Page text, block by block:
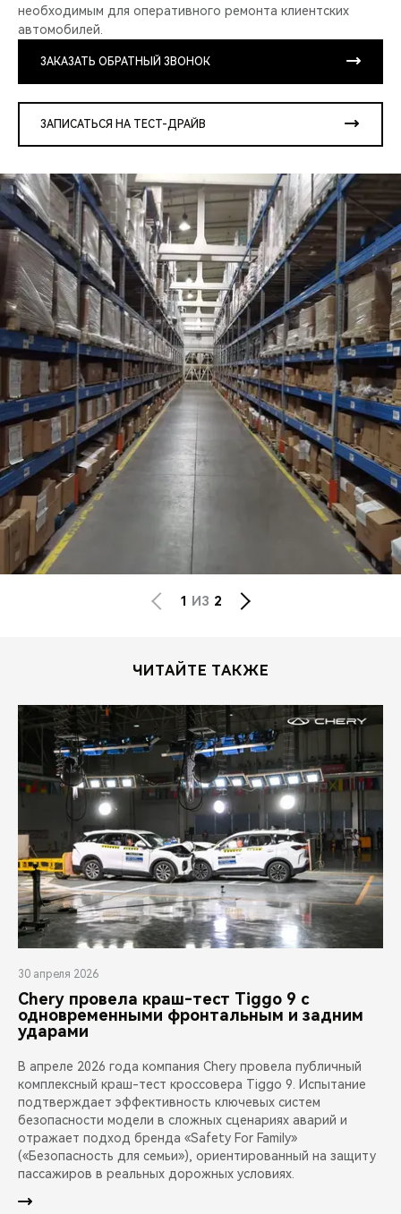
необходимым для оперативного ремонта клиентских
автомобилей.
ЗАКАЗАТЬ ОБРАТНЫЙ ЗВОНОК
ЗАПИСАТЬСЯ НА ТЕСТ-ДРАЙВ
1 ИЗ 2
ЧИТАЙТЕ ТАКЖЕ
30 апреля 2026
Chery провела краш-тест Tiggo 9 с
одновременными фронтальным и задним
ударами
В апреле 2026 года компания Chery провела публичный
комплексный краш-тест кроссовера Tiggo 9. Испытание
подтверждает эффективность ключевых систем
безопасности модели в сложных сценариях аварий и
отражает подход бренда «Safety For Family»
(«Безопасность для семьи»), ориентированный на защиту
пассажиров в реальных дорожных условиях.